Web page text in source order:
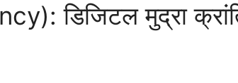
डिजिटल मुद्रा